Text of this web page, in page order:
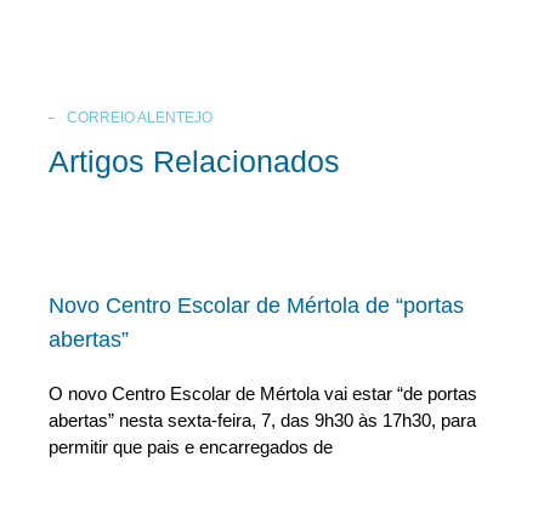
CORREIO ALENTEJO
Artigos Relacionados
Novo Centro Escolar de Mértola de “portas
abertas”
O novo Centro Escolar de Mértola vai estar “de portas
abertas” nesta sexta-feira, 7, das 9h30 às 17h30, para
permitir que pais e encarregados de